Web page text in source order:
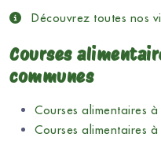
Découvrez toutes nos
Courses
communes
Courses alimentaires
Courses alimentaires